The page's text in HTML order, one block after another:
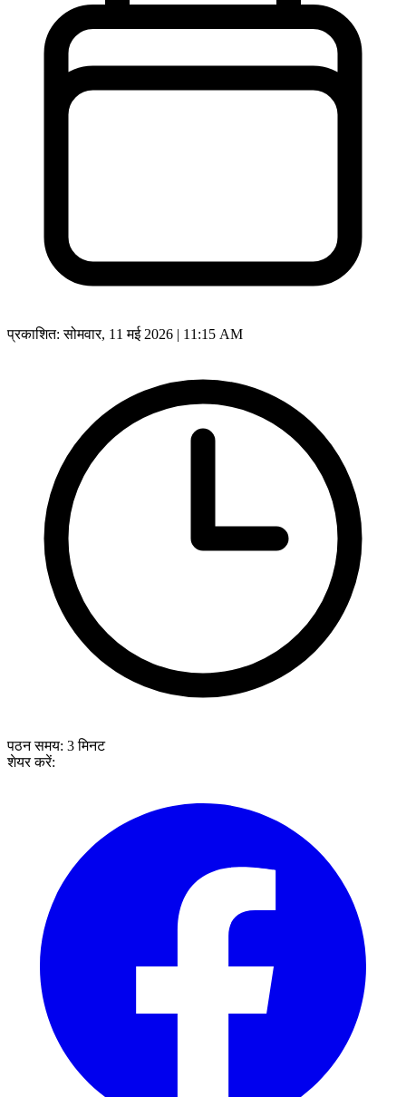
प्रकाशित:सोमवार, 11 मई 2026 | 11:15 AM
पठन समय: 3मिनट
शेयर करें: